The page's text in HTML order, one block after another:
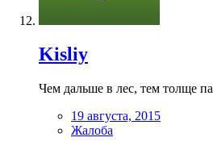
Kisliy
Чем дальше в лес, тем толще
19 августа, 2015
Жалоба